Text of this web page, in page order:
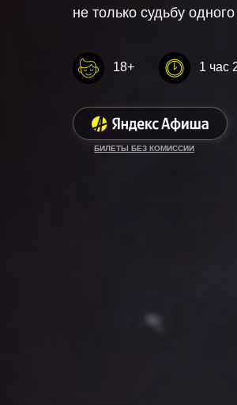
БИЛЕТЫ БЕЗ КОМИССИИ
18+ 1 час
не только судьбу